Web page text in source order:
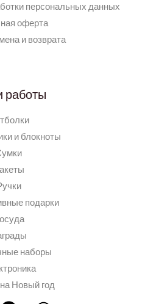
персональных данных
оферта
и возврата
работы
и блокноты
подарки
наборы
Новый год